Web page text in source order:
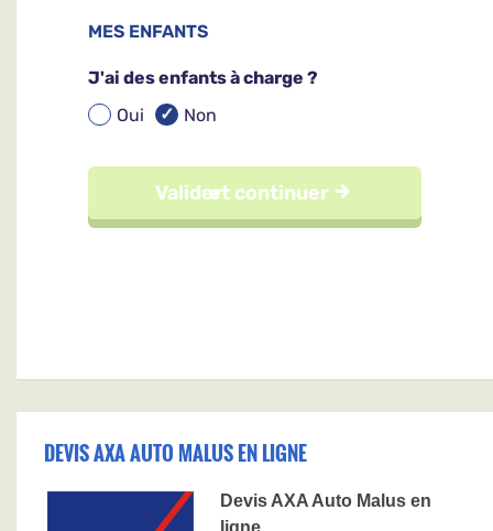
DEVIS AXA AUTO MALUS EN LIGNE
Devis AXA Auto Malus en
ligne